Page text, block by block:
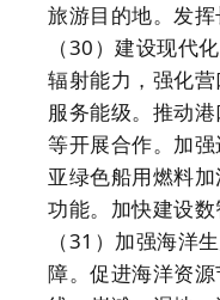
旅游目的地。发
（30）建设现代
辐射能力，强化
服务能级。推动
等开展合作。加
亚绿色船用燃料
功能。加快建设
（31）加强海洋
障。促进海洋资